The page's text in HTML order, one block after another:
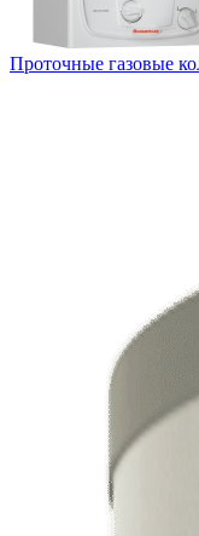
Проточные газовые